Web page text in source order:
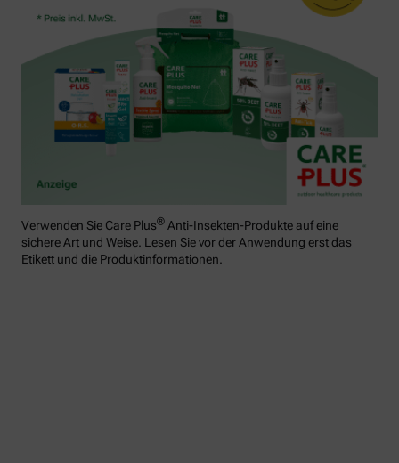
Verwenden Sie Care Plus® Anti-Insekten-Produkte auf eine
sichere Art und Weise. Lesen Sie vor der Anwendung erst das
Etikett und die Produktinformationen.